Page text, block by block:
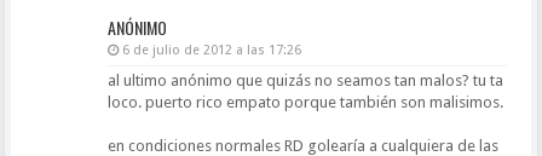
ANÓNIMO
6 de julio de 2012 a las 17:26
al ultimo anónimo que quizás no seamos tan malos? tu ta
loco. puerto rico empato porque también son malisimos.
en condiciones normales RD golearía a cualquiera de las